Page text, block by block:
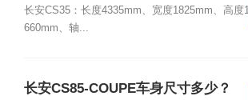
长安CS35：长度4335mm、宽度1825mm、高度1
660mm、轴...
长安CS85-COUPE车身尺寸多少？